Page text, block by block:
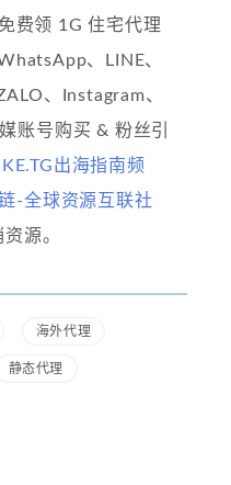
费领 1G 住宅代理
、LINE、
、Instagram、
账号购买 & 粉丝引
出海指南频
-全球资源互联社
源。
海外代理
静态代理